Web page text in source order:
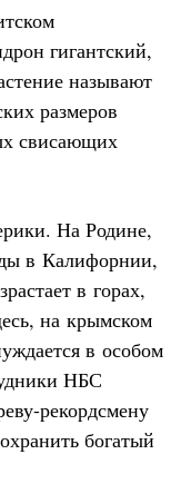
гигантский,
называют
размеров
свисающих
На Родине,
в Калифорнии,
в горах,
на крымском
в особом
НБС
рекордсмену
богатый